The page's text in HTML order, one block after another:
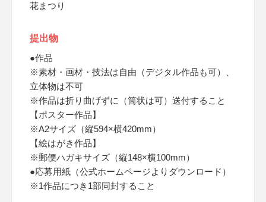
花まつり
提出物
●作品
※素材・画材・技法は自由（デジタル作品も可）、
立体物は不可
※作品は折り曲げずに（筒状は可）送付すること
【ポスター作品】
※A2サイズ（縦594×横420mm）
【絵はがき作品】
※郵便ハガキサイズ（縦148×横100mm）
●応募用紙（公式ホームページよりダウンロード）
※1作品につき1部同封すること